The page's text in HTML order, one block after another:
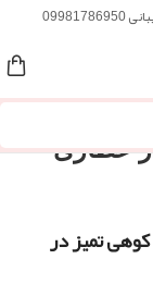
عطاری
تمیز در